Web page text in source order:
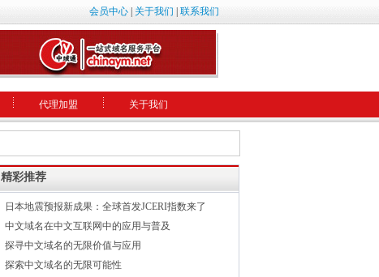
会员中心 关于我们 联系我们
代理加盟 关于我们
精彩推荐
日本地震预报新成果：全球首发JCERI指数来了
中文域名在中文互联网中的应用与普及
探寻中文域名的无限价值与应用
探索中文域名的无限可能性